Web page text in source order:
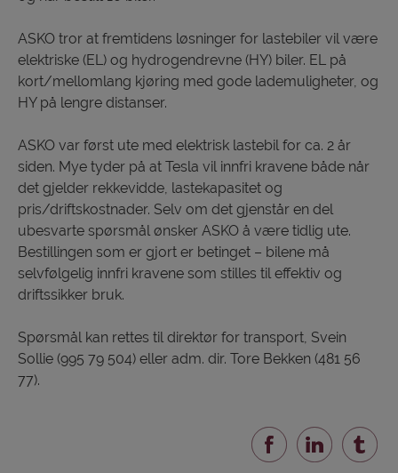
ASKO tror at fremtidens løsninger for lastebiler vil være
elektriske (EL) og hydrogendrevne (HY) biler. EL på
kort/mellomlang kjøring med gode lademuligheter, og
HY på lengre distanser.
ASKO var først ute med elektrisk lastebil for ca. 2 år
siden. Mye tyder på at Tesla vil innfri kravene både når
det gjelder rekkevidde, lastekapasitet og
pris/driftskostnader. Selv om det gjenstår en del
ubesvarte spørsmål ønsker ASKO å være tidlig ute.
Bestillingen som er gjort er betinget – bilene må
selvfølgelig innfri kravene som stilles til effektiv og
driftssikker bruk.
Spørsmål kan rettes til direktør for transport, Svein
Sollie (995 79 504) eller adm. dir. Tore Bekken (481 56
77).